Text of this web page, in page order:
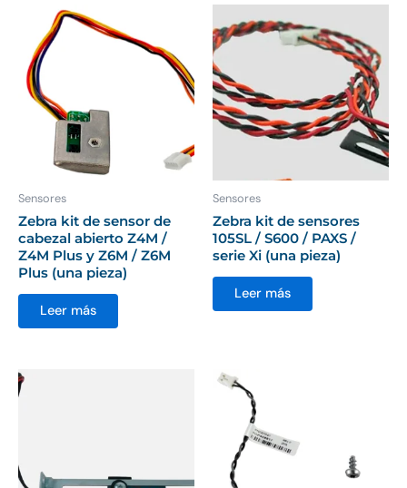
Sensores
Zebra kit de sensor de
cabezal abierto Z4M /
Z4M Plus y Z6M / Z6M
Plus (una pieza)
Leer más
Sensores
Zebra kit de sensores
105SL / S600 / PAXS /
serie Xi (una pieza)
Leer más